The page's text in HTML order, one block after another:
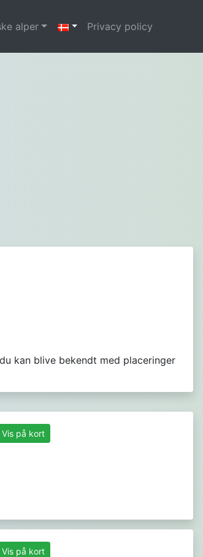
alper Privacy policy
kan blive bekendt med placeringer
Vis på kort
Vis på kort